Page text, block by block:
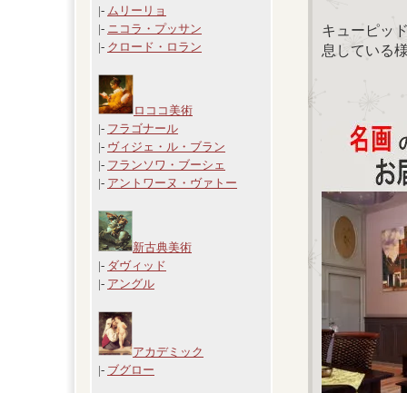
|- ムリーリョ
|- ニコラ・プッサン
|- クロード・ロラン
ロココ美術
|- フラゴナール
|- ヴィジェ・ル・ブラン
|- フランソワ・ブーシェ
|- アントワーヌ・ヴァトー
新古典美術
|- ダヴィッド
|- アングル
アカデミック
|- ブグロー
キューピッ
息している